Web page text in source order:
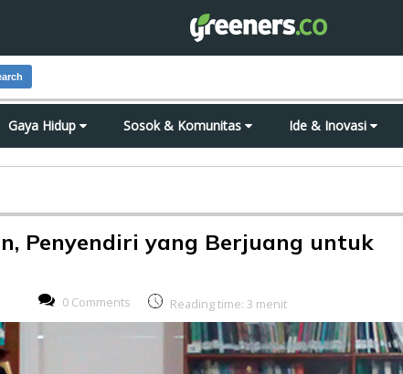
Gaya Hidup Sosok & Komunitas Ide & Inovasi
Penyendiri yang Berjuang untuk
0 Comments Reading time: 3 menit